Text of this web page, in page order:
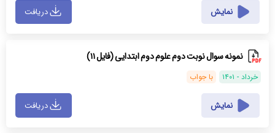
نمایش دریافت
نمونه سوال نوبت دوم علوم دوم ابتدایی (فایل ۱۱)
خرداد - ۱۴۰۱ با جواب
نمایش دریافت